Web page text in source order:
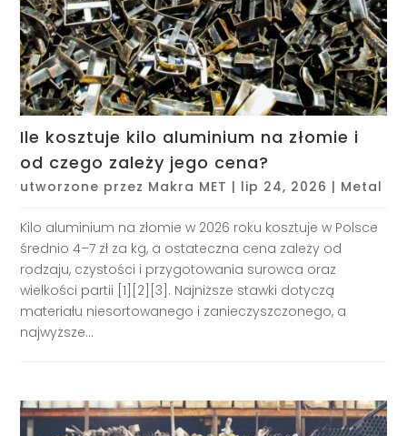
Ile kosztuje kilo aluminium na złomie i
od czego zależy jego cena?
utworzone przez Makra MET | lip 24, 2026 | Metal
Kilo aluminium na złomie w 2026 roku kosztuje w Polsce
średnio 4–7 zł za kg, a ostateczna cena zależy od
rodzaju, czystości i przygotowania surowca oraz
wielkości partii [1][2][3]. Najniższe stawki dotyczą
materiału niesortowanego i zanieczyszczonego, a
najwyższe...